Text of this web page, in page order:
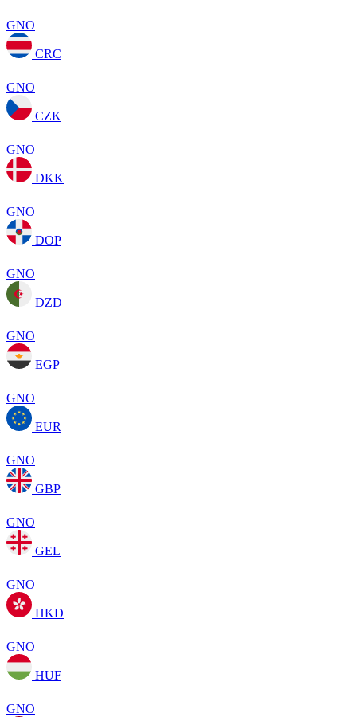
GNO
CRC
GNO
CZK
GNO
DKK
GNO
DOP
GNO
DZD
GNO
EGP
GNO
EUR
GNO
GBP
GNO
GEL
GNO
HKD
GNO
HUF
GNO